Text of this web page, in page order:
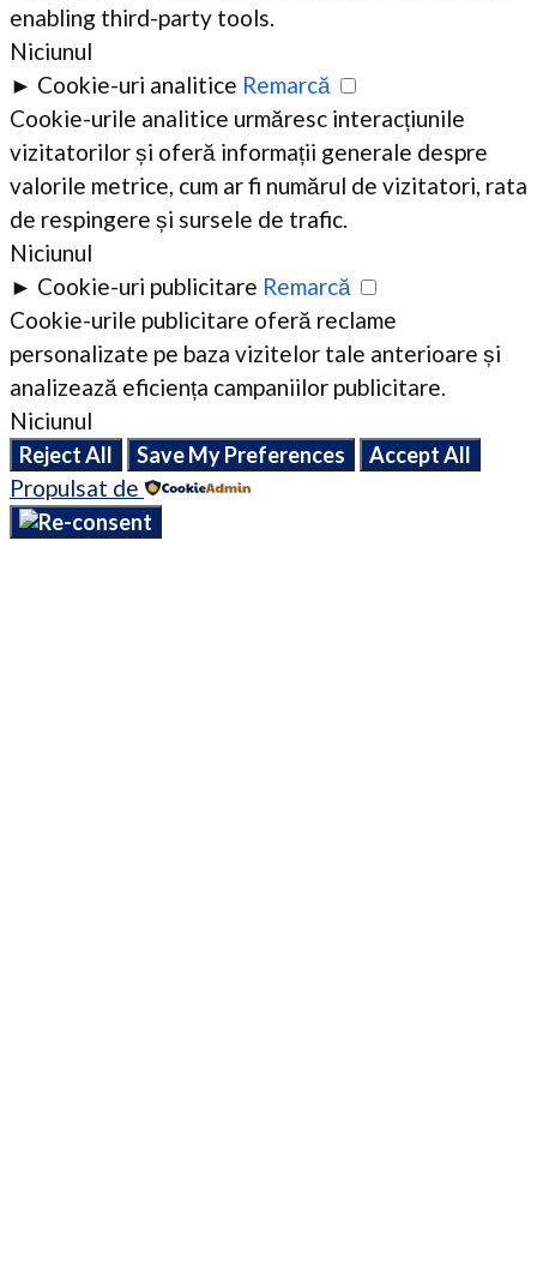
enabling third-party tools.
Niciunul
► Cookie-uri analitice Remarcă
Cookie-urile analitice urmăresc interacțiunile
vizitatorilor și oferă informații generale despre
valorile metrice, cum ar fi numărul de vizitatori, rata
de respingere și sursele de trafic.
Niciunul
► Cookie-uri publicitare Remarcă
Cookie-urile publicitare oferă reclame
personalizate pe baza vizitelor tale anterioare și
analizează eficiența campaniilor publicitare.
Niciunul
Reject All Save My Preferences Accept All
Propulsat de